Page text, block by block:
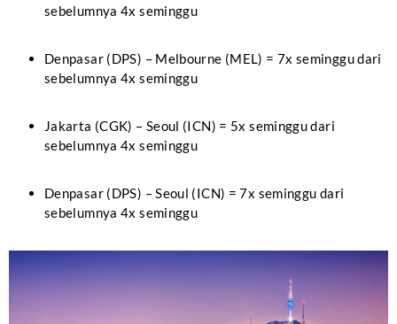
sebelumnya 4x seminggu
Denpasar (DPS) – Melbourne (MEL) = 7x seminggu dari
sebelumnya 4x seminggu
Jakarta (CGK) – Seoul (ICN) = 5x seminggu dari
sebelumnya 4x seminggu
Denpasar (DPS) – Seoul (ICN) = 7x seminggu dari
sebelumnya 4x seminggu